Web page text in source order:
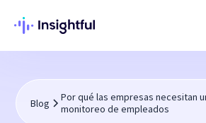
Blog
Por qué las empresas necesitan
monitoreo de empleados